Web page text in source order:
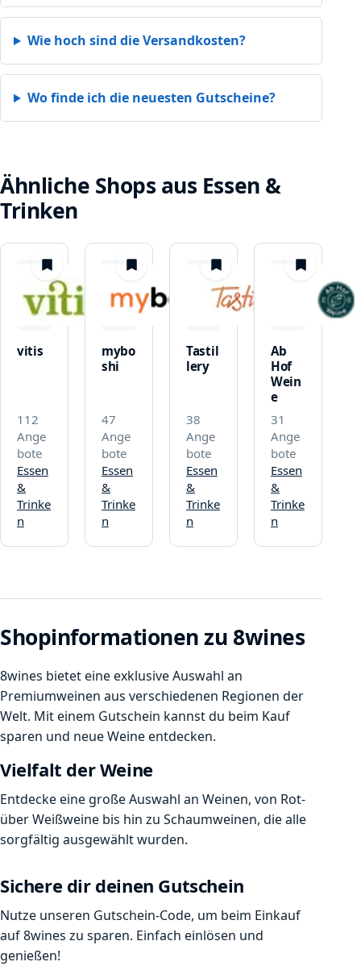
Wie hoch sind die Versandkosten?
Wo finde ich die neuesten Gutscheine?
Ähnliche Shops aus Essen &
Trinken
merken
vitis
112
Ange
bote
Essen
&
Trinke
n
merken
mybo
shi
47
Ange
bote
Essen
&
Trinke
n
merken
Tastil
lery
38
Ange
bote
Essen
&
Trinke
n
merken
Ab
Hof
Wein
e
31
Ange
bote
Essen
&
Trinke
n
Shopinformationen zu 8wines
8wines bietet eine exklusive Auswahl an
Premiumweinen aus verschiedenen Regionen der
Welt. Mit einem Gutschein kannst du beim Kauf
sparen und neue Weine entdecken.
Vielfalt der Weine
Entdecke eine große Auswahl an Weinen, von Rot-
über Weißweine bis hin zu Schaumweinen, die alle
sorgfältig ausgewählt wurden.
Sichere dir deinen Gutschein
Nutze unseren Gutschein-Code, um beim Einkauf
auf 8wines zu sparen. Einfach einlösen und
genießen!